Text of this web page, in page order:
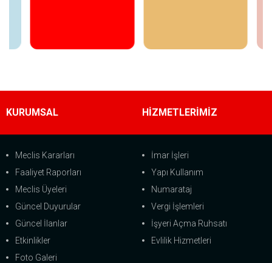
KURUMSAL
Meclis Kararları
Faaliyet Raporları
Meclis Üyeleri
Güncel Duyurular
Güncel İlanlar
Etkinlikler
Foto Galeri
HİZMETLERİMİZ
İmar İşleri
Yapı Kullanım
Numarataj
Vergi İşlemleri
İşyeri Açma Ruhsatı
Evlilik Hizmetleri